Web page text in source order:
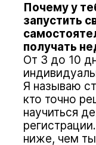
Почему у
запустить
получать
От 3 до 10
Я называю
кто точно
научиться
ниже, чем